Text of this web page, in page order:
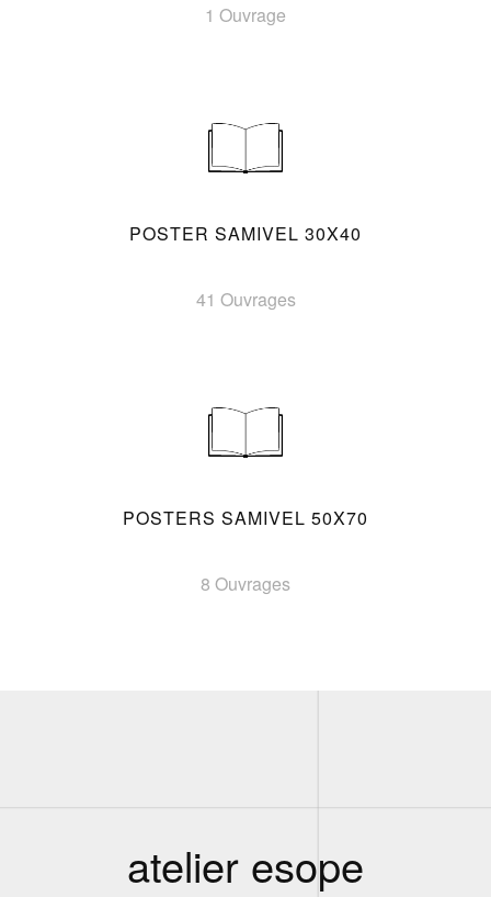
1 Ouvrage
POSTER SAMIVEL 30X40
41 Ouvrages
POSTERS SAMIVEL 50X70
8 Ouvrages
atelier esope